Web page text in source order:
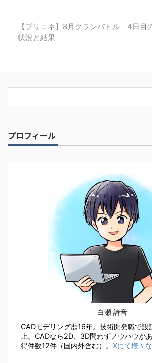
【プリコネ】8月クランバトル 4日目
状況と結果
プロフィール
白瀬 詩音
CADモデリング歴16年。技術開発職で設
上。CADなら2D、3D問わずノウハウが
得件数12件（国内外含む）。 Xにて様々